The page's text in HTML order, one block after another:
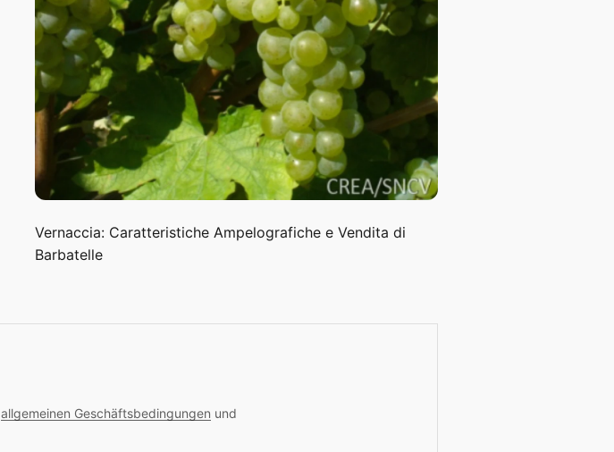
Vernaccia: Caratteristiche Ampelografiche e Vendita di
Barbatelle
allgemeinen Geschäftsbedingungen und